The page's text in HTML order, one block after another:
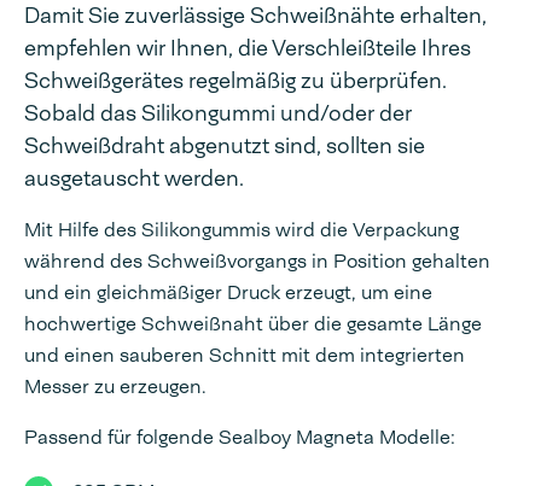
Damit Sie zuverlässige Schweißnähte erhalten,
empfehlen wir Ihnen, die Verschleißteile Ihres
Schweißgerätes regelmäßig zu überprüfen.
Sobald das Silikongummi und/oder der
Schweißdraht abgenutzt sind, sollten sie
ausgetauscht werden.
Mit Hilfe des Silikongummis wird die Verpackung
während des Schweißvorgangs in Position gehalten
und ein gleichmäßiger Druck erzeugt, um eine
hochwertige Schweißnaht über die gesamte Länge
und einen sauberen Schnitt mit dem integrierten
Messer zu erzeugen.
Passend für folgende Sealboy Magneta Modelle: